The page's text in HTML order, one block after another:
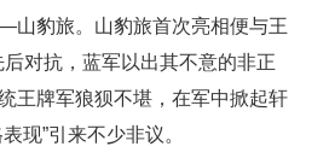
豹旅。山豹旅首次亮相便与王
对抗，蓝军以出其不意的非正
王牌军狼狈不堪，在军中掀起轩
现”引来不少非议。